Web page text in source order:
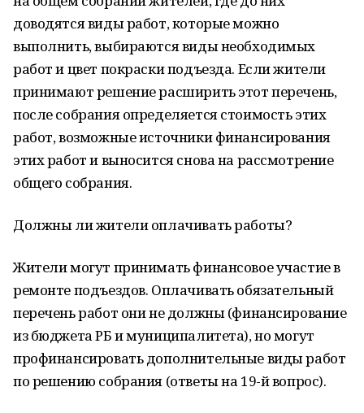
доводятся виды работ, которые можно
выполнить, выбираются виды необходимых
работ и цвет покраски подъезда. Если жители
принимают решение расширить этот перечень,
после собрания определяется стоимость этих
работ, возможные источники финансирования
этих работ и выносится снова на рассмотрение
общего собрания.
Должны ли жители оплачивать работы?
Жители могут принимать финансовое участие в
ремонте подъездов. Оплачивать обязательный
перечень работ они не должны (финансирование
из бюджета РБ и муниципалитета), но могут
профинансировать дополнительные виды работ
по решению собрания (ответы на 19-й вопрос).